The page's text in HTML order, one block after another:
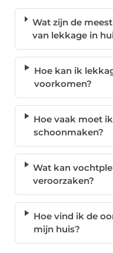
Wat zijn de
van lekkage in
Hoe kan ik
voorkomen?
Hoe vaak moet
schoonmaken?
Wat kan
veroorzaken?
Hoe vind ik de
mijn huis?